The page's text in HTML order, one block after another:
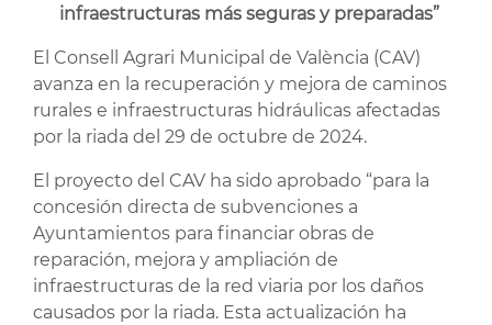
infraestructuras más seguras y preparadas”
El Consell Agrari Municipal de València (CAV)
avanza en la recuperación y mejora de caminos
rurales e infraestructuras hidráulicas afectadas
por la riada del 29 de octubre de 2024.
El proyecto del CAV ha sido aprobado “para la
concesión directa de subvenciones a
Ayuntamientos para financiar obras de
reparación, mejora y ampliación de
infraestructuras de la red viaria por los daños
causados por la riada. Esta actualización ha